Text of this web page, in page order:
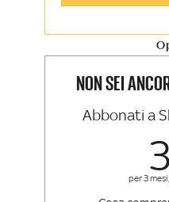
Sport e Sky
La newsletter
NON SEI
Abbonati a
per 3